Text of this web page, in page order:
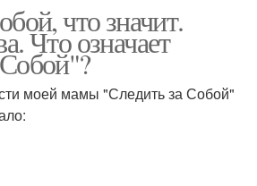
что значит.
Что означает
моей мамы "Следить за Собой"